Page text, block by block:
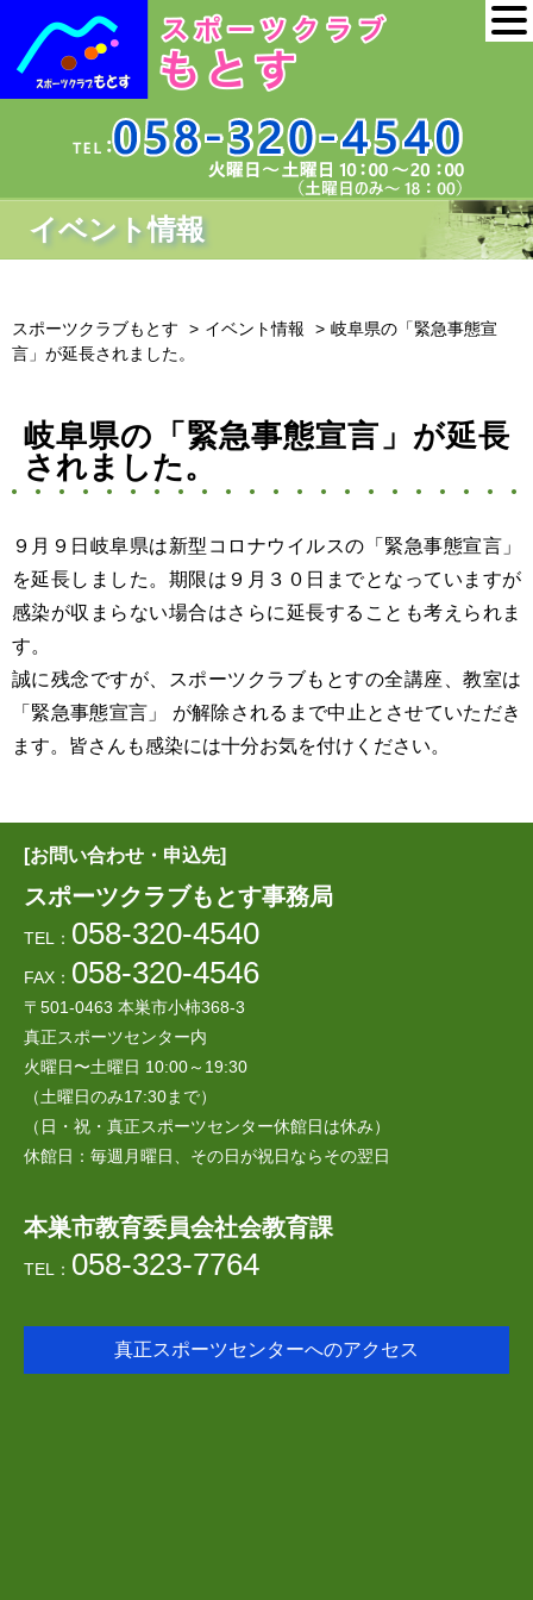
イベント情報
スポーツクラブもとす イベント情報
岐阜県の「緊急事態宣
言」が延長されました。
岐阜県の「緊急事態宣言」が延長
されました。
９月９日岐阜県は新型コロナウイルスの「緊急事態宣言」
を延長しました。期限は９月３０日までとなっていますが
感染が収まらない場合はさらに延長することも考えられま
す。
誠に残念ですが、スポーツクラブもとすの全講座、教室は
「緊急事態宣言」 が解除されるまで中止とさせていただき
ます。皆さんも感染には十分お気を付けください。
[お問い合わせ・申込先]
スポーツクラブもとす事務局
TEL： 058-320-4540
FAX： 058-320-4546
〒501-0463 本巣市小柿368-3
真正スポーツセンター内
火曜日〜土曜日 10:00～19:30
（土曜日のみ17:30まで）
（日・祝・真正スポーツセンター休館日は休み）
休館日：毎週月曜日、その日が祝日ならその翌日
本巣市教育委員会社会教育課
TEL： 058-323-7764
真正スポーツセンターへのアクセス